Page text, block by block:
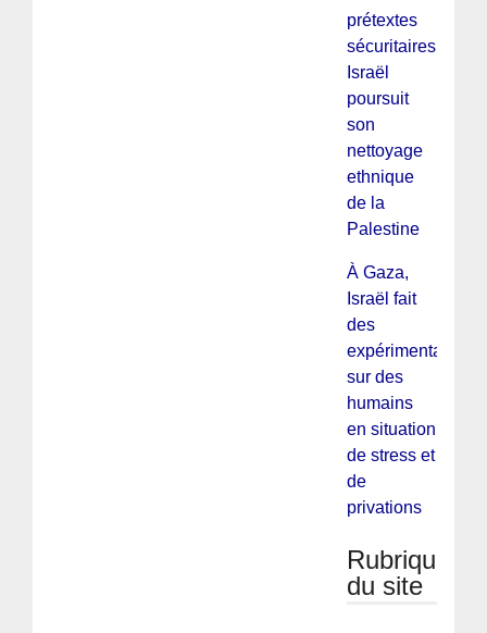
prétextes
sécuritaires,
Israël
poursuit
son
nettoyage
ethnique
de la
Palestine
À Gaza,
Israël fait
des
expérimentations
sur des
humains
en situation
de stress et
de
privations
Rubriques
du site